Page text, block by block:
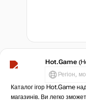
Hot.Game
Регіон,
Каталог ігор Hot.Game
магазинів. Ви легко